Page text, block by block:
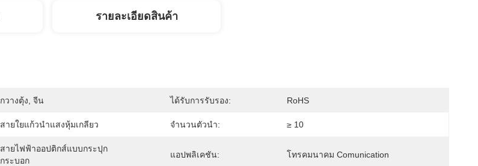
รายละเอียดสินค้า
กวางตุ้ง, จีน ได้รับการรับรอง: RoHS
สายใยแก้วนำแสงหุ้มเกลียว จำนวนตัวนำ: ≥ 10
สายไฟฟ้าออปติกส์แบบกระปุก
กระบอก
แอปพลิเคชัน: โทรคมนาคม Comunication